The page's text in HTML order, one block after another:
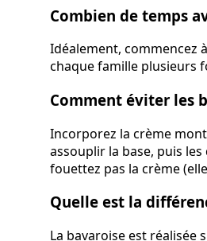
Combien de temps
Idéalement, commencez
chaque famille plusieurs
Comment éviter les
Incorporez la crème
assouplir la base, puis
fouettez pas la crème
Quelle est la
La bavaroise est réalisée